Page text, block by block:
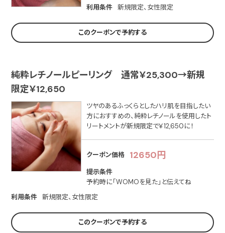
利用条件 新規限定、女性限定
このクーポンで予約する
純粋レチノールピーリング 通常￥25,300→新規
限定￥12,650
ツヤのあるふっくらとしたハリ肌を目指したい
方におすすめの、純粋レチノールを使用したト
リートメントが新規限定で￥12,650に！
クーポン価格 12650円
提示条件
予約時に「WOMOを見た」と伝えてね
利用条件
新規限定、女性限定
このクーポンで予約する